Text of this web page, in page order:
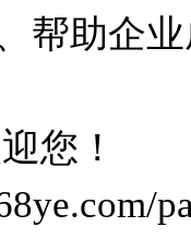
帮助企
您！